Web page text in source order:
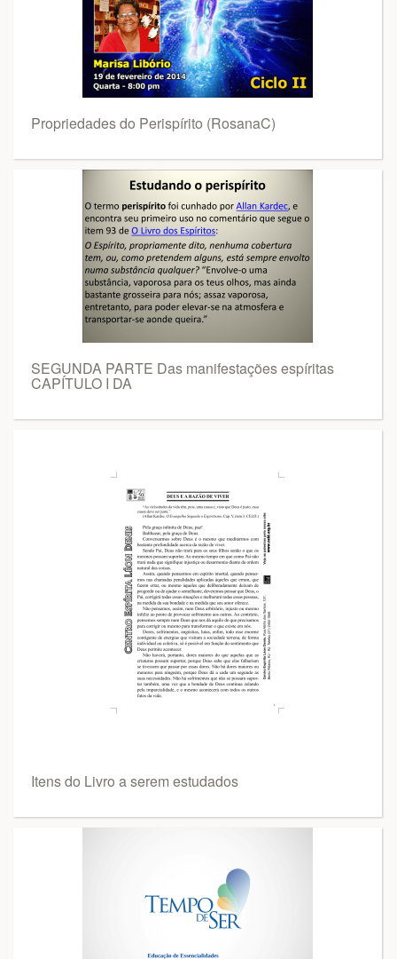
Propriedades do Perispírito (RosanaC)
SEGUNDA PARTE Das manifestações espíritas
CAPÍTULO I DA
Itens do Livro a serem estudados